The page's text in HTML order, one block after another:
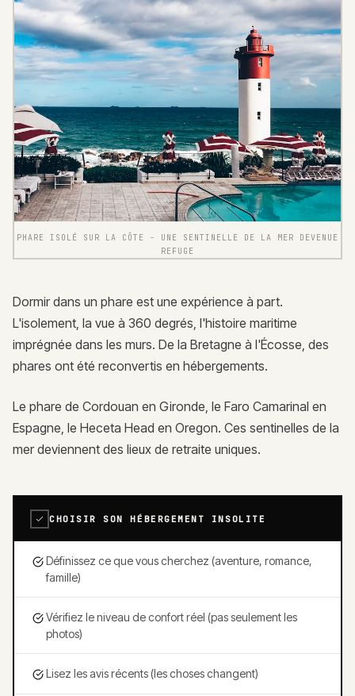
PHARE ISOLÉ SUR LA CÔTE - UNE SENTINELLE DE LA MER DEVENUE
REFUGE
Dormir dans un phare est une expérience à part.
L'isolement, la vue à 360 degrés, l'histoire maritime
imprégnée dans les murs. De la Bretagne à l'Écosse, des
phares ont été reconvertis en hébergements.
Le phare de Cordouan en Gironde, le Faro Camarinal en
Espagne, le Heceta Head en Oregon. Ces sentinelles de la
mer deviennent des lieux de retraite uniques.
CHOISIR SON HÉBERGEMENT INSOLITE
Définissez ce que vous cherchez (aventure, romance,
famille)
Vérifiez le niveau de confort réel (pas seulement les
photos)
Lisez les avis récents (les choses changent)